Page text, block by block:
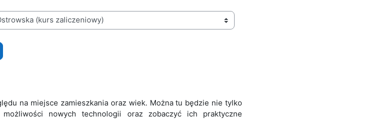
kursy
na miejsce zamieszkania oraz wiek. Można tu będzie nie tylko
nowych technologii oraz zobaczyć ich praktyczne